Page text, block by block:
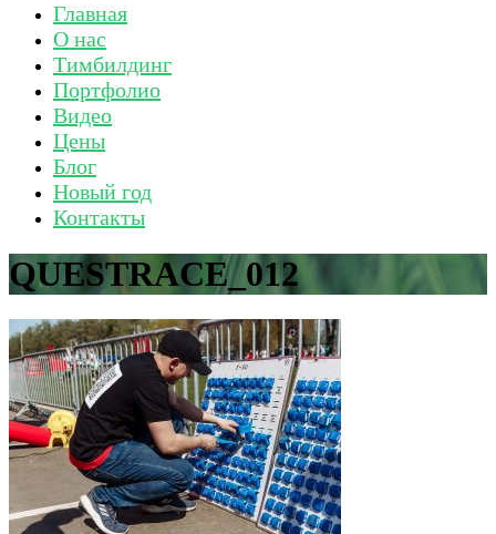
Главная
О нас
Тимбилдинг
Портфолио
Видео
Цены
Блог
Новый год
Контакты
QUESTRACE_012